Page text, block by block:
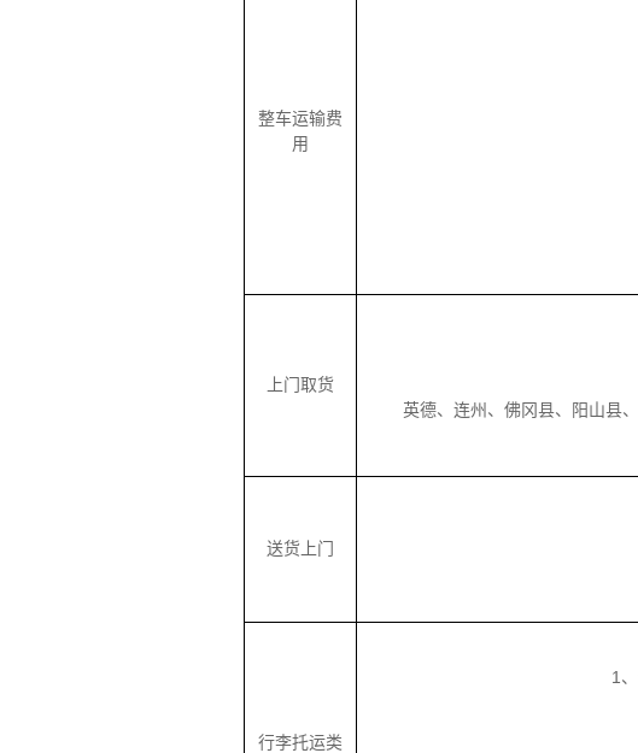
整车运输费
用
上门取货
英德、连州、佛冈县、阳山县、
送货上门
行李托运类
1